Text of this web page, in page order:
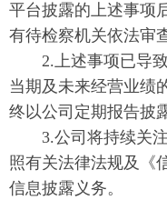
平台披露的上述事项
有待检察机关依法审
2.上述事项已导
当期及未来经营业绩
终以公司定期报告披
3.公司将持续关
照有关法律法规及《
信息披露义务。